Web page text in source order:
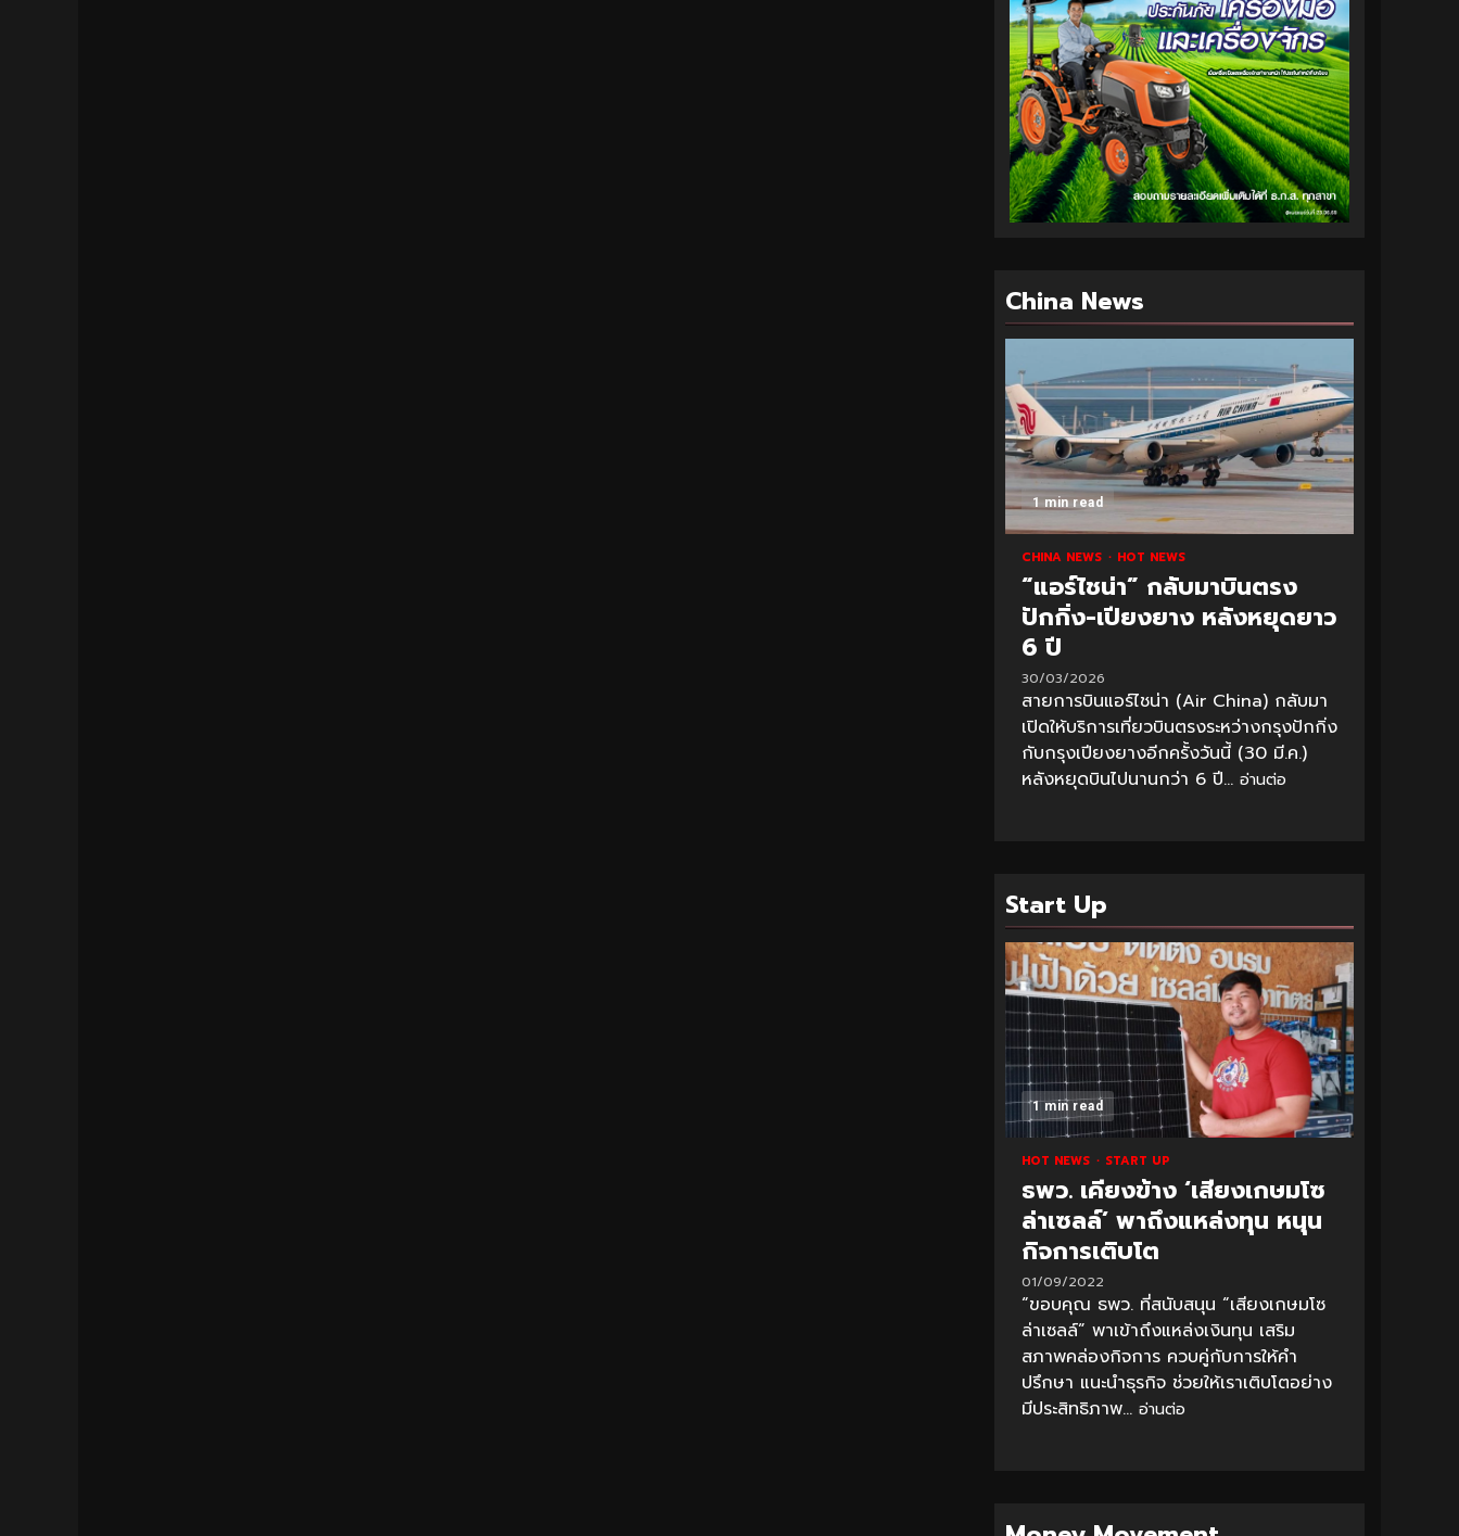
China News
1 min read
CHINA NEWS HOT NEWS
“แอร์ไชน่า” กลับมาบินตรง
ปักกิ่ง-เปียงยาง หลังหยุดยาว
6 ปี
30/03/2026
สายการบินแอร์ไชน่า (Air China) กลับมา
เปิดให้บริการเที่ยวบินตรงระหว่างกรุงปักกิ่ง
กับกรุงเปียงยางอีกครั้งวันนี้ (30 มี.ค.)
หลังหยุดบินไปนานกว่า 6 ปี... อ่านต่อ
Start Up
1 min read
HOT NEWS START UP
ธพว. เคียงข้าง ‘เสียงเกษมโซ
ล่าเซลล์’ พาถึงแหล่งทุน หนุน
กิจการเติบโต
01/09/2022
“ขอบคุณ ธพว. ที่สนับสนุน “เสียงเกษมโซ
ล่าเซลล์” พาเข้าถึงแหล่งเงินทุน เสริม
สภาพคล่องกิจการ ควบคู่กับการให้คำ
ปรึกษา แนะนำธุรกิจ ช่วยให้เราเติบโตอย่าง
มีประสิทธิภาพ... อ่านต่อ